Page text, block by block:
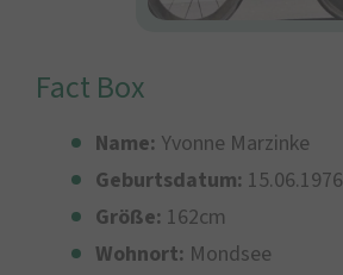
Fact Box
Name: Yvonne Marzinke
Geburtsdatum: 15.06.1976
Größe: 162cm
Wohnort: Mondsee